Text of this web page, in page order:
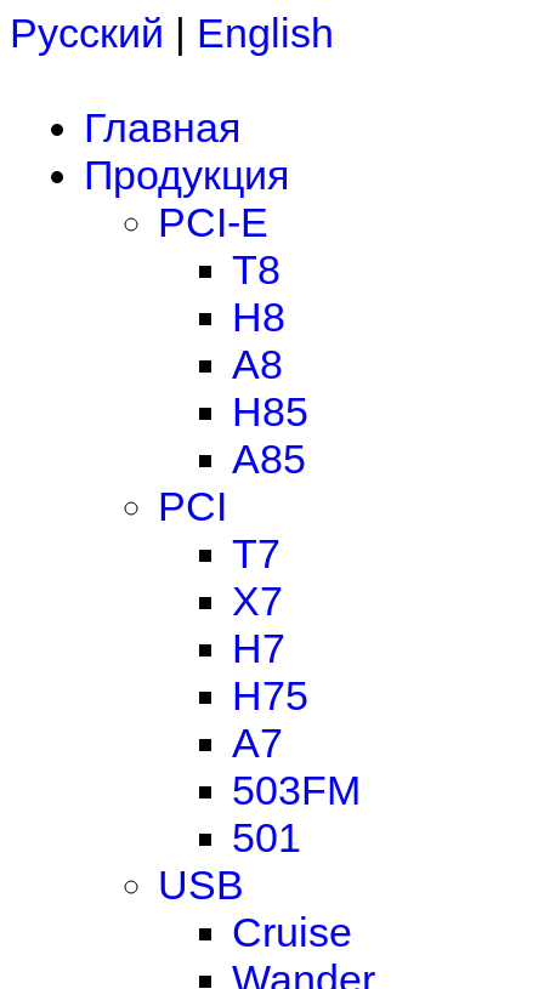
Русский | English
Главная
Продукция
PCI-E
T8
H8
A8
H85
A85
PCI
T7
X7
H7
H75
A7
503FM
501
USB
Cruise
Wander